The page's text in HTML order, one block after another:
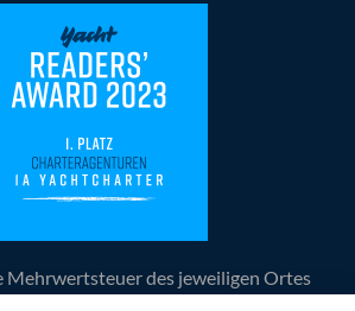
Mehrwertsteuer des jeweiligen Ortes